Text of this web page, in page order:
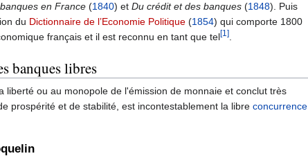
en France (1840) et Du crédit et des banques (1848). Puis
du Dictionnaire de l’Economie Politique (1854) qui comporte 1800
français et il est reconnu en tant que tel[1].
banques libres
ou au monopole de l'émission de monnaie et conclut très
prospérité et de stabilité, est incontestablement la libre concurrence